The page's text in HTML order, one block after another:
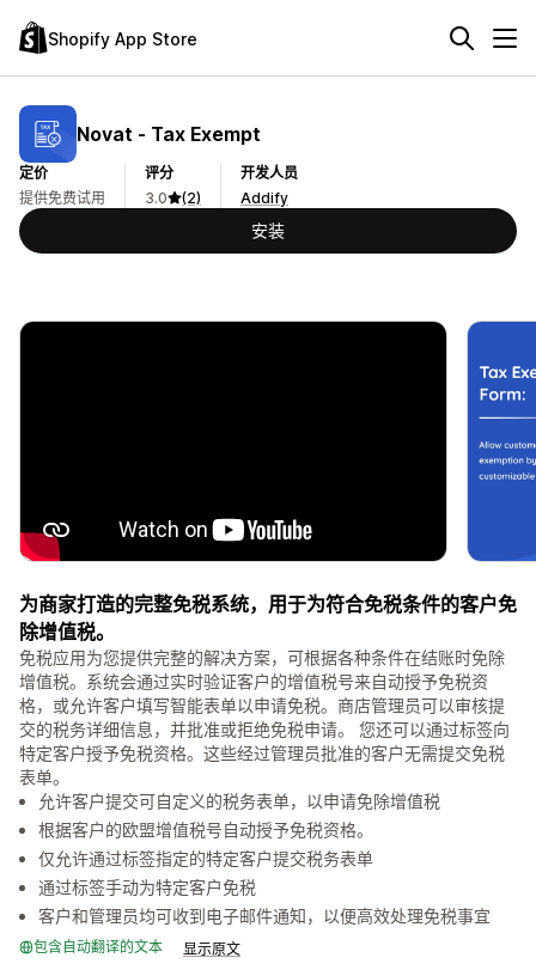
Shopify App Store
Novat ‑ Tax Exempt
定价
提供免费试用
评分
3.0
(2)
开发人员
Addify
安装
为商家打造的完整免税系统，用于为符合免税条件的客户免
除增值税。
免税应用为您提供完整的解决方案，可根据各种条件在结账时免除
增值税。系统会通过实时验证客户的增值税号来自动授予免税资
格，或允许客户填写智能表单以申请免税。商店管理员可以审核提
交的税务详细信息，并批准或拒绝免税申请。 您还可以通过标签向
特定客户授予免税资格。这些经过管理员批准的客户无需提交免税
表单。
允许客户提交可自定义的税务表单，以申请免除增值税
根据客户的欧盟增值税号自动授予免税资格。
仅允许通过标签指定的特定客户提交税务表单
通过标签手动为特定客户免税
客户和管理员均可收到电子邮件通知，以便高效处理免税事宜
包含自动翻译的文本 显示原文